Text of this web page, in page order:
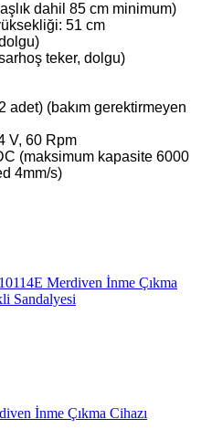
dahil 85 cm minimum)
51 cm
teker, dolgu)
adet) (bakım gerektirmeyen
V, 60 Rpm
(maksimum kapasite 6000
4mm/s)
Merdiven İnme Çıkma
Sandalyesi
İnme Çıkma Cihazı